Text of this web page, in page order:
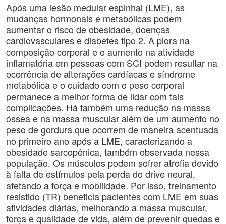
Após uma lesão medular espinhal (LME), as
mudanças hormonais e metabólicas podem
aumentar o risco de obesidade, doenças
cardiovasculares e diabetes tipo 2. A piora na
composição corporal e o aumento na atividade
inflamatória em pessoas com SCI podem resultar na
ocorrência de alterações cardíacas e síndrome
metabólica e o cuidado com o peso corporal
permanece a melhor forma de lidar com tais
complicações. Há também uma redução na massa
óssea e na massa muscular além de um aumento no
peso de gordura que ocorrem de maneira acentuada
no primeiro ano após a LME, caracterizando a
obesidade sarcopênica, também observada nessa
população. Os músculos podem sofrer atrofia devido
à falta de estímulos pela perda do drive neural,
afetando a força e mobilidade. Por isso, treinamento
resistido (TR) beneficia pacientes com LME em suas
atividades diárias, melhorando a massa muscular,
força e qualidade de vida, além de prevenir quedas e